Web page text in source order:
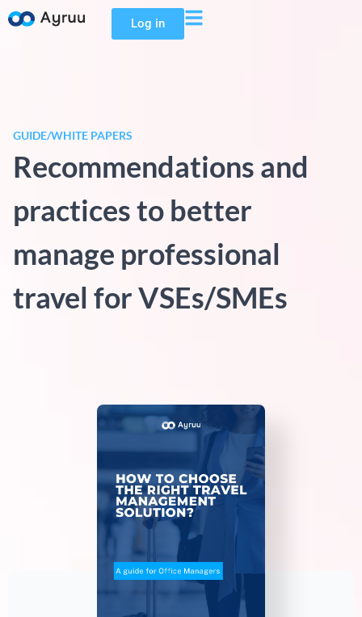
Log in
GUIDE/WHITE PAPERS
Recommendations and
practices to better
manage professional
travel for VSEs/SMEs